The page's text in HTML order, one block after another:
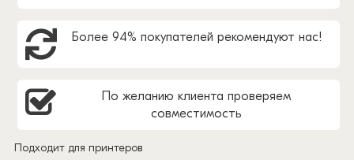
Более 94% покупателей рекомендуют нас!
По желанию клиента проверяем
совместимость
Подходит для принтеров